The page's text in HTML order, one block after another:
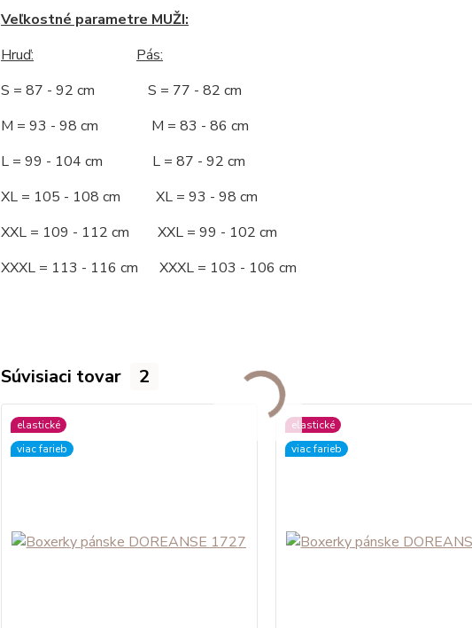
Veľkostné parametre MUŽI:
Hruď:
Pás:
S = 87 - 92 cm S = 77 - 82 cm
M = 93 - 98 cm M = 83 - 86 cm
L = 99 - 104 cm L = 87 - 92 cm
XL = 105 - 108 cm XL = 93 - 98 cm
XXL = 109 - 112 cm XXL = 99 - 102 cm
XXXL = 113 - 116 cm XXXL = 103 - 106 cm
Súvisiaci tovar 2
elastické
viac farieb
elastické
viac farieb